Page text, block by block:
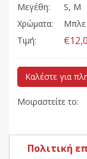
Μεγέθη:
S, M
Χρώματα:
Μπλε
Τιμή:
Καλέστε για
Μοιραστείτε το:
Πολιτική